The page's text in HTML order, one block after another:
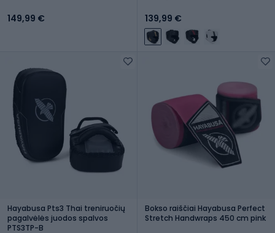
149,99 € 139,99 €
Hayabusa Pts3 Thai treniruočių
pagalvėlės juodos spalvos
PTS3TP-B
Bokso raiščiai Hayabusa Perfect
Stretch Handwraps 450 cm pink